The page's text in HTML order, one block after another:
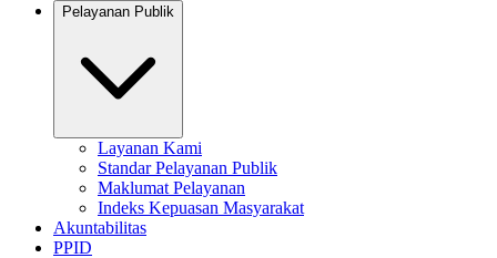
Pelayanan Publik
Layanan Kami
Standar Pelayanan Publik
Maklumat Pelayanan
Indeks Kepuasan Masyarakat
Akuntabilitas
PPID